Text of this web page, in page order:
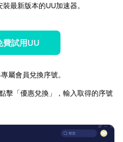
最新版本的UU加速器。
費試用UU
屬會員兌換序號。
擊「優惠兌換」，輸入取得的序號